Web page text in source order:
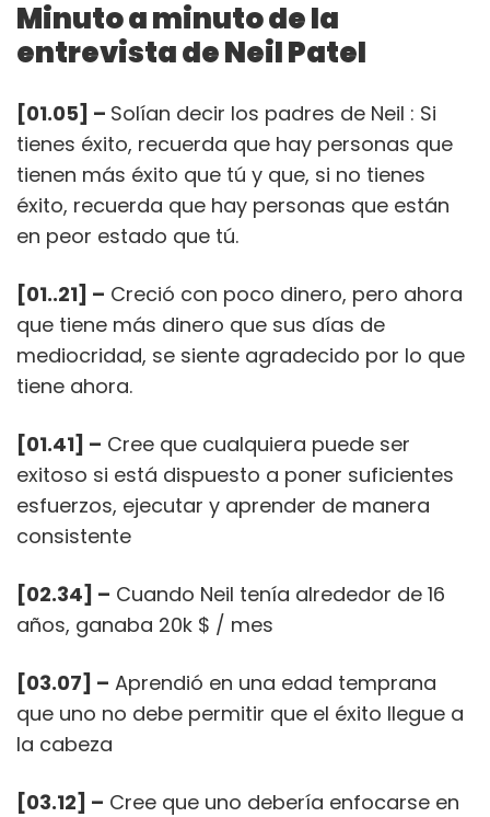
Minuto a minuto de la
entrevista de Neil Patel
[01.05] – Solían decir los padres de Neil : Si
tienes éxito, recuerda que hay personas que
tienen más éxito que tú y que, si no tienes
éxito, recuerda que hay personas que están
en peor estado que tú.
[01..21] – Creció con poco dinero, pero ahora
que tiene más dinero que sus días de
mediocridad, se siente agradecido por lo que
tiene ahora.
[01.41] – Cree que cualquiera puede ser
exitoso si está dispuesto a poner suficientes
esfuerzos, ejecutar y aprender de manera
consistente
[02.34] – Cuando Neil tenía alrededor de 16
años, ganaba 20k $ / mes
[03.07] – Aprendió en una edad temprana
que uno no debe permitir que el éxito llegue a
la cabeza
[03.12] – Cree que uno debería enfocarse en